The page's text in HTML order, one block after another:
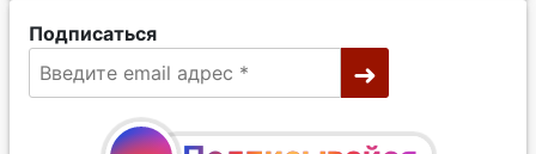
Подписаться